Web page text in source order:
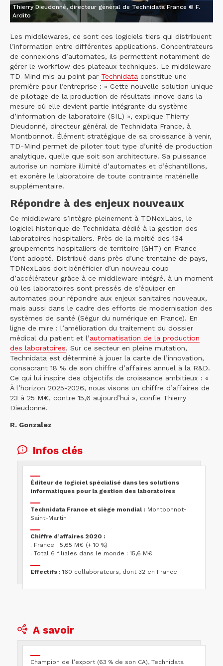
Thierry Dieudonné, directeur général de Technidata France © F.
Ardito
Les middlewares, ce sont ces logiciels tiers qui distribuent
l’information entre différentes applications. Concentrateurs
de connexions d’automates, ils permettent notamment de
gérer le workflow des plateaux techniques. Le middleware
TD-Mind mis au point par Technidata constitue une
première pour l’entreprise : « Cette nouvelle solution unique
de pilotage de la production de résultats innove dans la
mesure où elle devient partie intégrante du système
d’information de laboratoire (SIL) », explique Thierry
Dieudonné, directeur général de Technidata France, à
Montbonnot. Élément stratégique de sa croissance à venir,
TD-Mind permet de piloter tout type d’unité de production
analytique, quelle que soit son architecture. Sa puissance
autorise un nombre illimité d’automates et d’échantillons,
et exonère le laboratoire de toute contrainte matérielle
supplémentaire.
Répondre à des enjeux nouveaux
Ce middleware s’intègre pleinement à TDNexLabs, le
logiciel historique de Technidata dédié à la gestion des
laboratoires hospitaliers. Près de la moitié des 134
groupements hospitaliers de territoire (GHT) en France
l’ont adopté. Distribué dans près d’une trentaine de pays,
TDNexLabs doit bénéficier d’un nouveau coup
d’accélérateur grâce à ce middleware intégré, à un moment
où les laboratoires sont pressés de s’équiper en
automates pour répondre aux enjeux sanitaires nouveaux,
mais aussi dans le cadre des efforts de modernisation des
systèmes de santé (Ségur du numérique en France). En
ligne de mire : l’amélioration du traitement du dossier
médical du patient et l’automatisation de la production
des laboratoires. Sur ce secteur en pleine mutation,
Technidata est déterminé à jouer la carte de l’innovation,
consacrant 18 % de son chiffre d’affaires annuel à la R&D.
Ce qui lui inspire des objectifs de croissance ambitieux : «
À l’horizon 2025-2026, nous visons un chiffre d’affaires de
23 à 25 M€, contre 15,6 aujourd’hui », confie Thierry
Dieudonné.
R. Gonzalez
Infos clés
Éditeur de logiciel spécialisé dans les solutions
informatiques pour la gestion des laboratoires
Technidata France et siège mondial : Montbonnot-
Saint-Martin
Chiffre d’affaires 2020 :
. France : 5,65 M€ (+ 10 %)
. Total 6 filiales dans le monde : 15,6 M€
Effectifs : 160 collaborateurs, dont 32 en France
A savoir
Champion de l’export (63 % de son CA), Technidata